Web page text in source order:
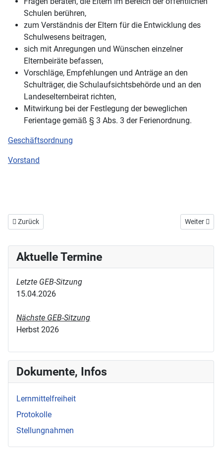
Schulen berühren,
zum Verständnis der Eltern für die Entwicklung des
Schulwesens beitragen,
sich mit Anregungen und Wünschen einzelner
Elternbeiräte befassen,
Vorschläge, Empfehlungen und Anträge an den
Schulträger, die Schulaufsichtsbehörde und an den
Landeselternbeirat richten,
Mitwirkung bei der Festlegung der beweglichen
Ferientage gemäß § 3 Abs. 3 der Ferienordnung.
Geschäftsordnung
Vorstand
Vorheriger Beitrag: Geschäftsordnung
Zurück Nächster
Weiter
Aktuelle Termine
Letzte GEB-Sitzung
15.04.2026
Nächste GEB-Sitzung
Herbst 2026
Dokumente, Infos
Lernmittelfreiheit
Protokolle
Stellungnahmen